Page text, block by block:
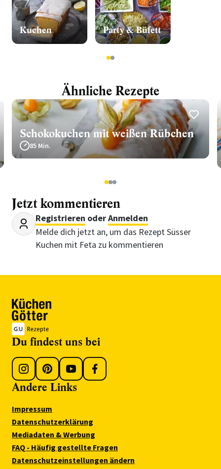
Kuchen Party & Büfett
12
Ähnliche Rezepte
Schokokuchen mit weißen Rübchen
85 Min.
123
Jetzt kommentieren
Registrieren oderAnmelden
Melde dich jetzt an, um das Rezept Süsser
Kuchen mit Feta zu kommentieren
Du findest uns bei
Andere Links
Impressum
Datenschutzerklärung
Mediadaten & Werbung
FAQ - Häufig gestellte Fragen
Datenschutzeinstellungen ändern